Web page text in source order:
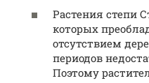
Растения степи
которых
отсутствием
периодов
Поэтому